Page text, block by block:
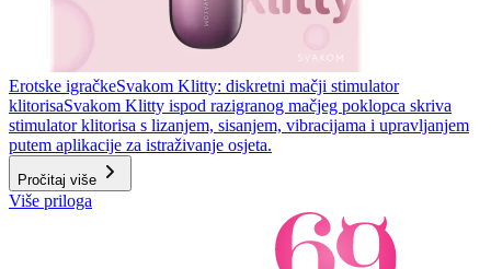
Erotske igračkeSvakom Klitty: diskretni mačji stimulator
klitorisaSvakom Klitty ispod razigranog mačjeg poklopca skriva
stimulator klitorisa s lizanjem, sisanjem, vibracijama i upravljanjem
putem aplikacije za istraživanje osjeta.
Pročitaj više
Više priloga